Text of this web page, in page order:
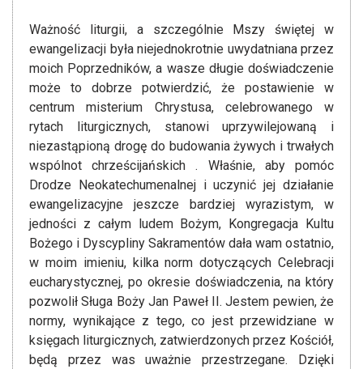
Ważność liturgii, a szczególnie Mszy świętej w
ewangelizacji była niejednokrotnie uwydatniana przez
moich Poprzedników, a wasze długie doświadczenie
może to dobrze potwierdzić, że postawienie w
centrum misterium Chrystusa, celebrowanego w
rytach liturgicznych, stanowi uprzywilejowaną i
niezastąpioną drogę do budowania żywych i trwałych
wspólnot chrześcijańskich . Właśnie, aby pomóc
Drodze Neokatechumenalnej i uczynić jej działanie
ewangelizacyjne jeszcze bardziej wyrazistym, w
jedności z całym ludem Bożym, Kongregacja Kultu
Bożego i Dyscypliny Sakramentów dała wam ostatnio,
w moim imieniu, kilka norm dotyczących Celebracji
eucharystycznej, po okresie doświadczenia, na który
pozwolił Sługa Boży Jan Paweł II. Jestem pewien, że
normy, wynikające z tego, co jest przewidziane w
księgach liturgicznych, zatwierdzonych przez Kościół,
będą przez was uważnie przestrzegane. Dzięki